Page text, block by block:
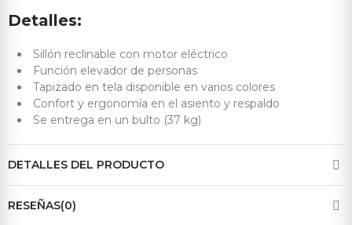
Detalles:
Sillón reclinable con motor eléctrico
Función elevador de personas
Tapizado en tela disponible en varios colores
Confort y ergonomía en el asiento y respaldo
Se entrega en un bulto (37 kg)
DETALLES DEL PRODUCTO
RESEÑAS(0)